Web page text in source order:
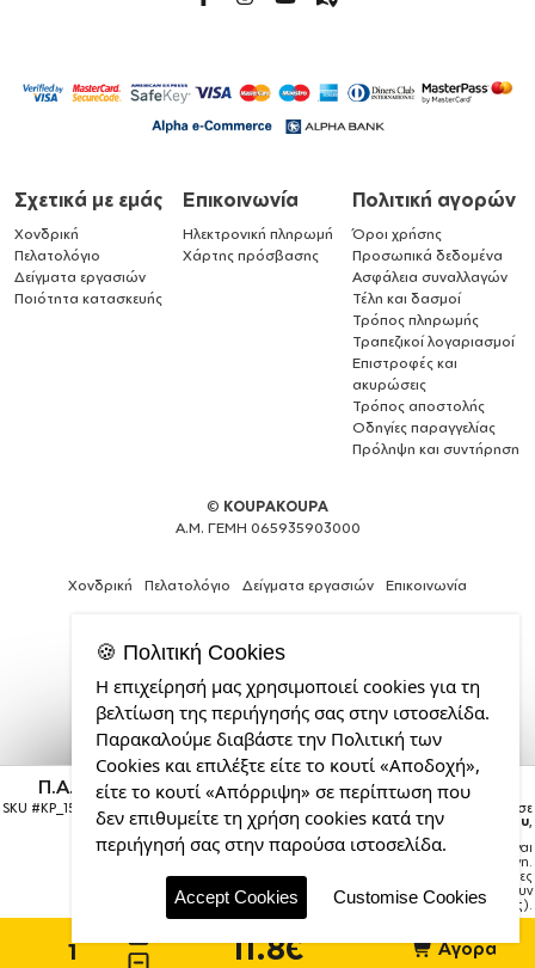
Π.Α.Ο., Κούπα χρωματιστή μαύρη, κεραμική, 330ml
SKU #KP_15988_11ozcBLACK Η παραγγελία σας θα παραδοθεί σε
courier έως τηνΤρίτη 18 Αυγούστου,
Σημείωση:Η παράδοση στο courier είναι
εκτιμώμενη.
1–3 εργάσιμες
ημέρες (ενδέχεται να υπάρξουν
καθυστερήσεις).
11.8€ Αγορά
Σχετικά με εμάς
Χονδρική
Πελατολόγιο
Δείγματα εργασιών
Ποιότητα κατασκευής
Επικοινωνία
Ηλεκτρονική πληρωμή
Χάρτης πρόσβασης
Πολιτική αγορών
Όροι χρήσης
Προσωπικά δεδομένα
Ασφάλεια συναλλαγών
Τέλη και δασμοί
Τρόπος πληρωμής
Τραπεζικοί λογαριασμοί
Επιστροφές και
ακυρώσεις
Τρόπος αποστολής
Οδηγίες παραγγελίας
Πρόληψη και συντήρηση
© KOUPAKOUPA
Α.Μ. ΓΕΜΗ 065935903000
Χονδρική Πελατολόγιο Δείγματα εργασιών Επικοινωνία
Web
Design,
Social
Media
&
SEO
Agency
από
την
CDL.gr
🍪 Πολιτική Cookies
Η επιχείρησή μας χρησιμοποιεί cookies για τη
βελτίωση της περιήγησής σας στην ιστοσελίδα.
Παρακαλούμε διαβάστε την Πολιτική των
Cookies και επιλέξτε είτε το κουτί «Αποδοχή»,
είτε το κουτί «Απόρριψη» σε περίπτωση που
δεν επιθυμείτε τη χρήση cookies κατά την
περιήγησή σας στην παρούσα ιστοσελίδα.
Accept Cookies Customise Cookies